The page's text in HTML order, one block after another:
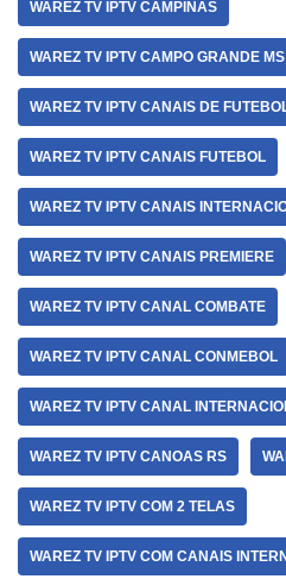
WAREZ TV IPTV CAMPINAS
WAREZ TV IPTV CAMPO GRANDE MS
WAREZ TV IPTV CANAIS DE
WAREZ TV IPTV CANAIS FUTEBOL
WAREZ TV IPTV CANAIS
WAREZ TV IPTV CANAIS PREMIERE
WAREZ TV IPTV CANAL COMBATE
WAREZ TV IPTV CANAL CONMEBOL
WAREZ TV IPTV CANAL
WAREZ TV IPTV CANOAS RS
WAREZ TV IPTV COM 2 TELAS
WAREZ TV IPTV COM CANAIS